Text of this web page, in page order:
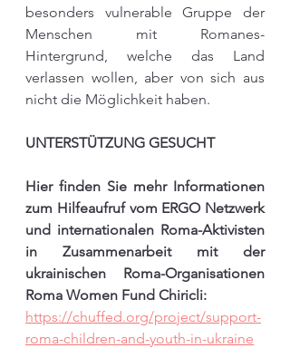
besonders vulnerable Gruppe der
Menschen mit Romanes-
Hintergrund, welche das Land
verlassen wollen, aber von sich aus
nicht die Möglichkeit haben.
UNTERSTÜTZUNG GESUCHT
Hier finden Sie mehr Informationen
zum Hilfeaufruf vom ERGO Netzwerk
und internationalen Roma-Aktivisten
in Zusammenarbeit mit der
ukrainischen Roma-Organisationen
Roma Women Fund Chiricli:
https://chuffed.org/project/support-
roma-children-and-youth-in-ukraine